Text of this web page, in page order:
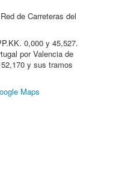
de Carreteras del
0,000 y 45,527.
por Valencia de
y sus tramos
Maps